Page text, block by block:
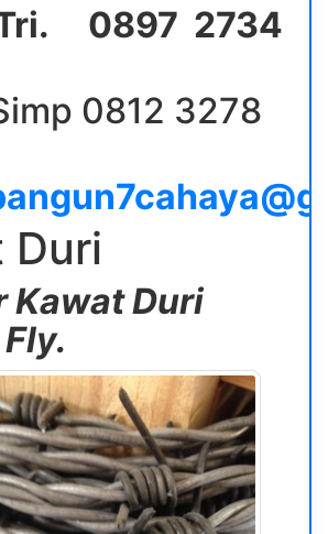
Tri. 0897 2734
0812 3278
Duri
KawatDuri